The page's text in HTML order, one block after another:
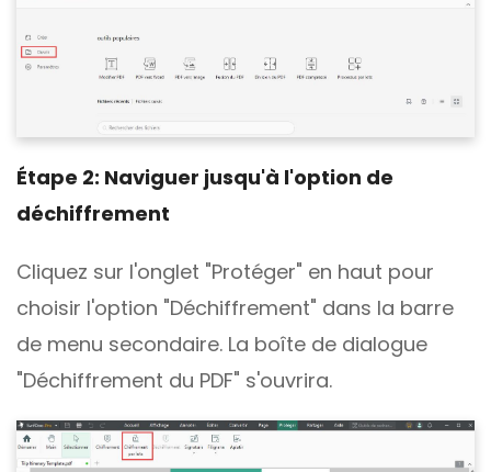
Étape 2: Naviguer jusqu'à l'option de
déchiffrement
Cliquez sur l'onglet "Protéger" en haut pour
choisir l'option "Déchiffrement" dans la barre
de menu secondaire. La boîte de dialogue
"Déchiffrement du PDF" s'ouvrira.